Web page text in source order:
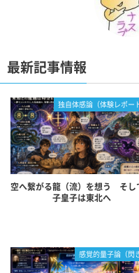
最新記事情報
独自体感論（体験レポート
空へ繋がる龍（流）を想う そし
子皇子は東北へ
感覚的量子論（閃き